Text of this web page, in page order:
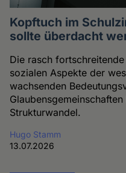
Kopftuch im
sollte überdacht
Die rasch
sozialen Aspekte der
wachsenden
Strukturwandel.
Hugo Stamm
13.07.2026